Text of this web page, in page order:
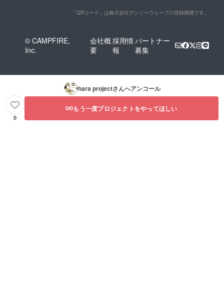
「QRコード」は株式会社デンソーウェーブの登録商標です。
© CAMPFIRE,
Inc.
会社概
要
採用情
報
パートナー
募集
hara projectさんへアンコール
0
もう一度プロジェクトをやってほしい